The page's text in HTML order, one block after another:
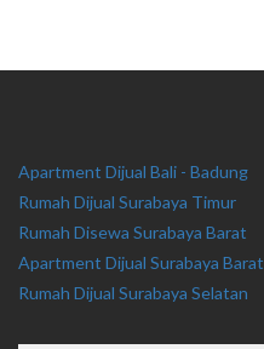
Apartment Dijual Bali - Badung
Rumah Dijual Surabaya Timur
Rumah Disewa Surabaya Barat
Apartment Dijual Surabaya Barat
Rumah Dijual Surabaya Selatan